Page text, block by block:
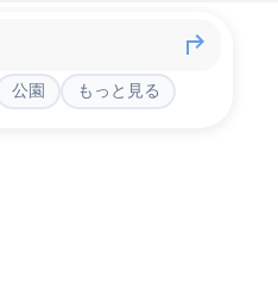
公園 もっと見る